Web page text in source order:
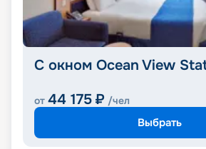
С окном Ocean View
от 44 175 ₽ /чел
Выбрать